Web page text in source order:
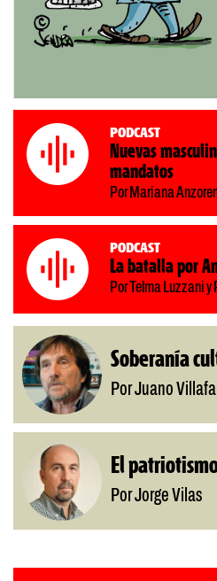
Podcast
Nuevas
mandatos
Por Mariana
Podcast
La batalla por
Por Telma Luzzani
Soberanía
Por Juano
El
Por Jorge Vilas